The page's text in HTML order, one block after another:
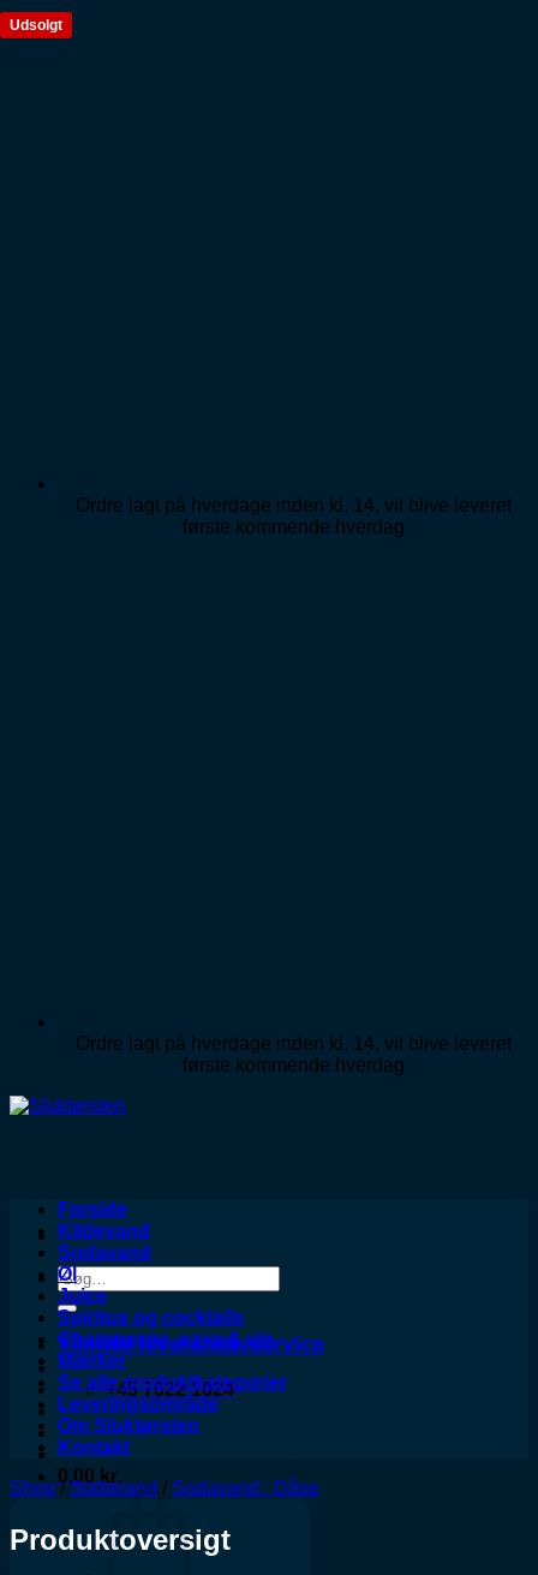
Fortsæt
Ordre lagt på hverdage inden kl. 14, vil blive leveret
første kommende hverdag
Ordre lagt på hverdage inden kl. 14, vil blive leveret
første kommende hverdag
Søg
efter:
Tilmeld leverandørservice
+45 7022 1024
0,00 kr.
Forside
Kildevand
Sodavand
Øl
Juice
Spiritus og cocktails
Champagne, cava & vin
Mærker
Se alle produktkategorier
Leveringsområde
Om Sluktørsten
Kontakt
Shop / Sodavand / Sodavand : Dåse
Produktoversigt
Udsolgt